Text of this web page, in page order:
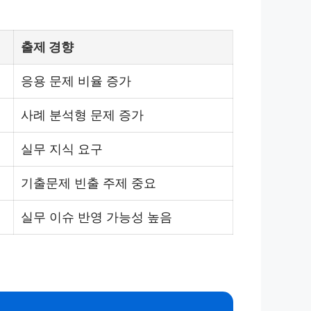
출제 경향
응용 문제 비율 증가
사례 분석형 문제 증가
실무 지식 요구
기출문제 빈출 주제 중요
실무 이슈 반영 가능성 높음